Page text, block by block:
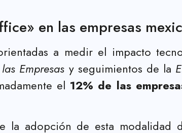
en las empresas
a medir el impacto
Empresas y seguimientos de la
el 12% de las
la adopción de esta modalidad